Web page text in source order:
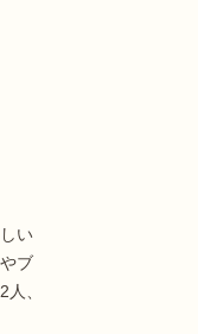
い
ブ
、